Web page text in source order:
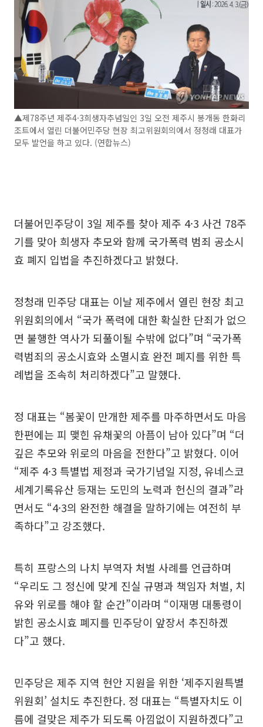
▲제78주년 제주4·3희생자추념일인 3일 오전 제주시 봉개동 한화리
조트에서 열린 더불어민주당 현장 최고위원회의에서 정청래 대표가
모두 발언을 하고 있다. (연합뉴스)
더불어민주당이 3일 제주를 찾아 제주 4·3 사건 78주
기를 맞아 희생자 추모와 함께 국가폭력 범죄 공소시
효 폐지 입법을 추진하겠다고 밝혔다.
정청래 민주당 대표는 이날 제주에서 열린 현장 최고
위원회의에서 “국가 폭력에 대한 확실한 단죄가 없으
면 불행한 역사가 되풀이될 수밖에 없다”며 “국가폭
력범죄의 공소시효와 소멸시효 완전 폐지를 위한 특
례법을 조속히 처리하겠다”고 말했다.
정 대표는 “봄꽃이 만개한 제주를 마주하면서도 마음
한편에는 피 맺힌 유채꽃의 아픔이 남아 있다”며 “더
깊은 추모와 위로의 마음을 전한다”고 밝혔다. 이어
“제주 4·3 특별법 제정과 국가기념일 지정, 유네스코
세계기록유산 등재는 도민의 노력과 헌신의 결과”라
면서도 “4·3의 완전한 해결을 말하기에는 여전히 부
족하다”고 강조했다.
특히 프랑스의 나치 부역자 처벌 사례를 언급하며
“우리도 그 정신에 맞게 진실 규명과 책임자 처벌, 치
유와 위로를 해야 할 순간”이라며 “이재명 대통령이
밝힌 공소시효 폐지를 민주당이 앞장서 추진하겠
다”고 했다.
민주당은 제주 지역 현안 지원을 위한 ‘제주지원특별
위원회’ 설치도 추진한다. 정 대표는 “특별자치도 이
름에 걸맞은 제주가 되도록 아낌없이 지원하겠다”고